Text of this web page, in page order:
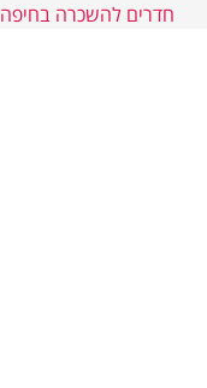
חדרים להשכרה בחיפה